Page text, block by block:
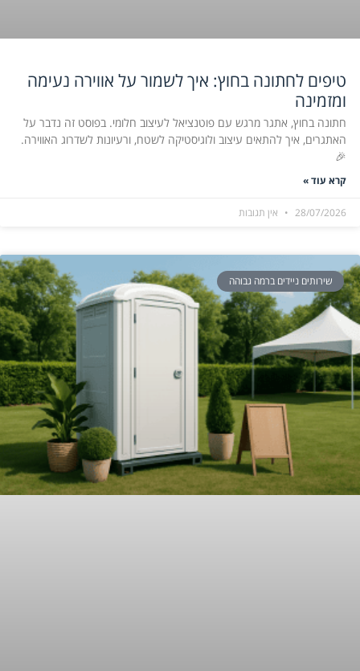
טיפים לחתונה בחוץ: איך לשמור על אווירה נעימה
ומזמינה
חתונה בחוץ, אתגר מרגש עם פוטנציאל לעיצוב חלומי. בפוסט זה נדבר על
האתגרים, איך להתאים עיצוב ולוגיסטיקה לשטח, ורעיונות לשדרוג האווירה.
🎉
קרא עוד »
28/07/2026 אין תגובות
שירותים ניידים ברמה גבוהה